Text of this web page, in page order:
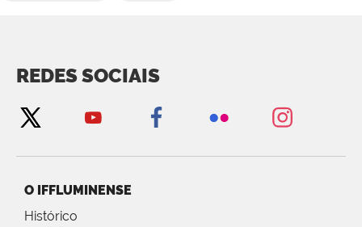
REDES SOCIAIS
O IFFLUMINENSE
Histórico